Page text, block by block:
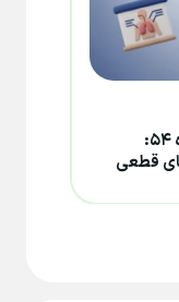
منابع آزمون دستیاری پزشکی دوره ۵۴:
قطعی